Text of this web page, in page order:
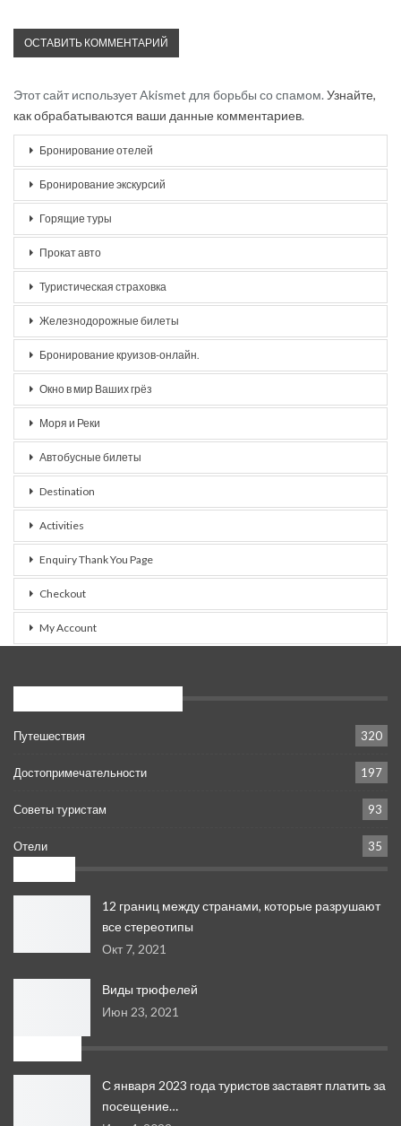
Этот сайт использует Akismet для борьбы со спамом. Узнайте,
как обрабатываются ваши данные комментариев.
Бронирование отелей
Бронирование экскурсий
Горящие туры
Прокат авто
Туристическая страховка
Железнодорожные билеты
Бронирование круизов-онлайн.
Окно в мир Ваших грёз
Моря и Реки
Автобусные билеты
Destination
Activities
Enquiry Thank You Page
Checkout
My Account
Путешествия 320
Достопримечательности 197
Советы туристам 93
Отели 35
12 границ между странами, которые разрушают
все стереотипы
Окт 7, 2021
Виды трюфелей
Июн 23, 2021
С января 2023 года туристов заставят платить за
посещение…